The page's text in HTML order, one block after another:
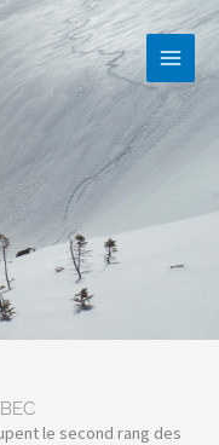
le second rang des